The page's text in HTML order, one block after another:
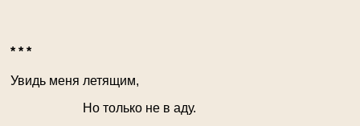
* * *
Увидь меня летящим,
Но только не в аду.